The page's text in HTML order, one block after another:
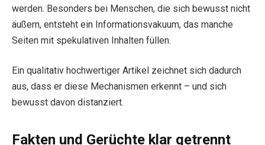
werden. Besonders bei Menschen, die sich bewusst nicht
äußern, entsteht ein Informationsvakuum, das manche
Seiten mit spekulativen Inhalten füllen.
Ein qualitativ hochwertiger Artikel zeichnet sich dadurch
aus, dass er diese Mechanismen erkennt – und sich
bewusst davon distanziert.
Fakten und Gerüchte klar getrennt